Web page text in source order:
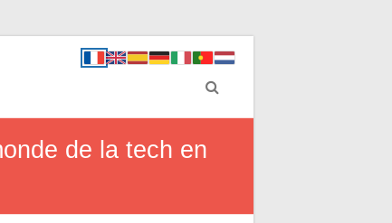
de la tech en